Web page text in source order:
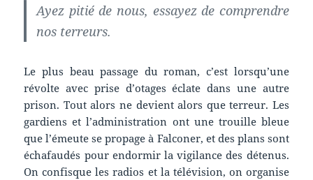
Ayez pitié de nous, essayez de comprendre
nos terreurs.
Le plus beau passage du roman, c’est lorsqu’une
révolte avec prise d’otages éclate dans une autre
prison. Tout alors ne devient alors que terreur. Les
gardiens et l’administration ont une trouille bleue
que l’émeute se propage à Falconer, et des plans sont
échafaudés pour endormir la vigilance des détenus.
On confisque les radios et la télévision, on organise